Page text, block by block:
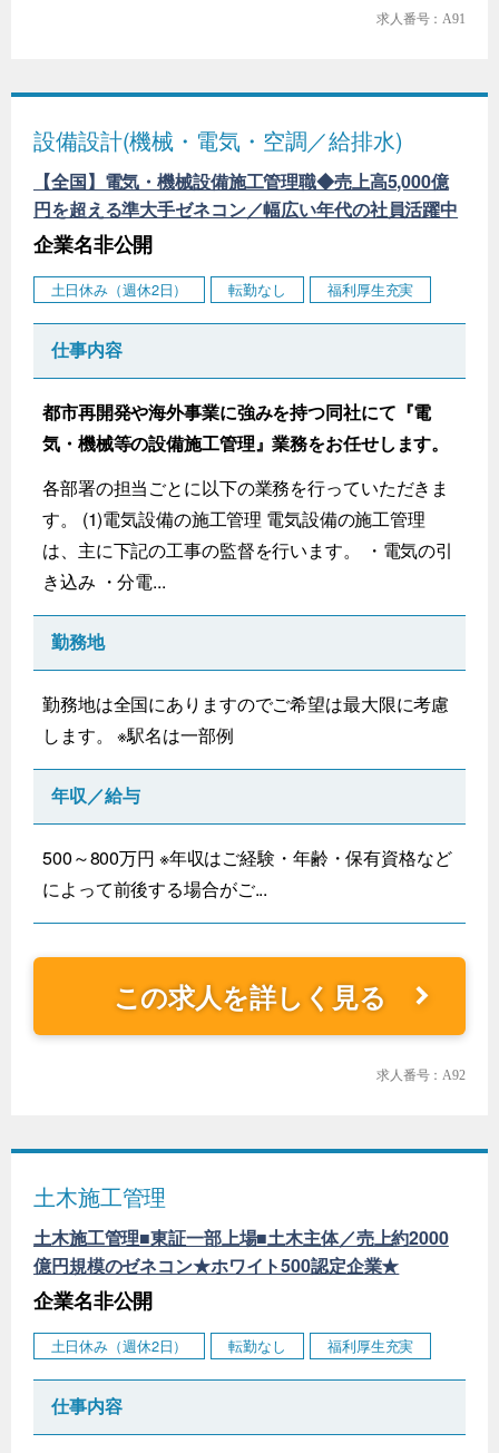
求人番号：A91
設備設計(機械・電気・空調／給排水)
【全国】電気・機械設備施工管理職◆売上高5,000億
円を超える準大手ゼネコン／幅広い年代の社員活躍中
企業名非公開
土日休み（週休2日） 転勤なし 福利厚生充実
仕事内容
都市再開発や海外事業に強みを持つ同社にて『電
気・機械等の設備施工管理』業務をお任せします。
各部署の担当ごとに以下の業務を行っていただきま
す。 (1)電気設備の施工管理 電気設備の施工管理
は、主に下記の工事の監督を行います。 ・電気の引
き込み ・分電...
勤務地
勤務地は全国にありますのでご希望は最大限に考慮
します。 ※駅名は一部例
年収／給与
500～800万円 ※年収はご経験・年齢・保有資格など
によって前後する場合がご...
この求人を詳しく見る
求人番号：A92
土木施工管理
土木施工管理■東証一部上場■土木主体／売上約2000
億円規模のゼネコン★ホワイト500認定企業★
企業名非公開
土日休み（週休2日） 転勤なし 福利厚生充実
仕事内容